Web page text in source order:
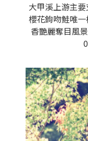
大甲溪上游主
櫻花鉤吻鮭唯
香艷麗奪目風